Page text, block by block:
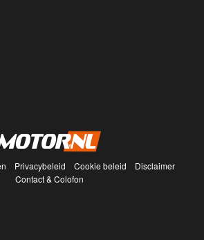
Privacybeleid Cookie beleid
Disclaimer
Contact & Colofon